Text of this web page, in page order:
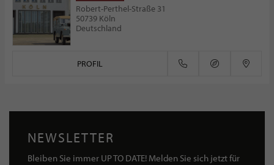
Robert-Perthel-Straße 31
50739 Köln
Deutschland
PROFIL
NEWSLETTER
Bleiben Sie immer UP TO DATE! Melden Sie sich jetzt für